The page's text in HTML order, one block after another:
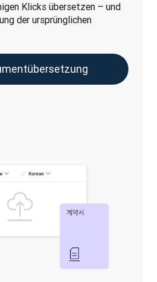
Klicks übersetzen – und
der ursprünglichen